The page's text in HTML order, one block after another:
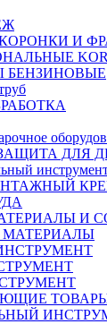
И
БЕНЗИНОВЫЕ
ДЛЯ
И
МАТЕРИАЛЫ